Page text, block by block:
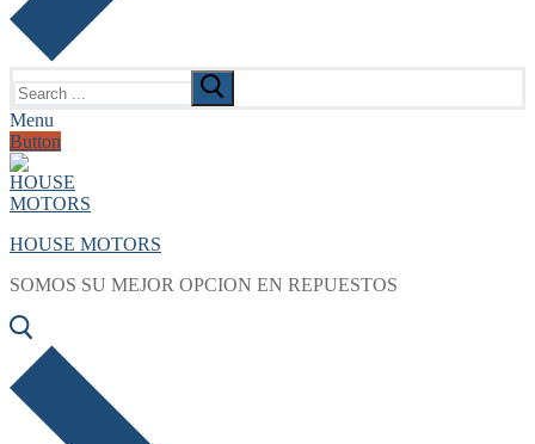
for:
Menu
Button
HOUSE MOTORS
SOMOS SU MEJOR OPCION EN REPUESTOS